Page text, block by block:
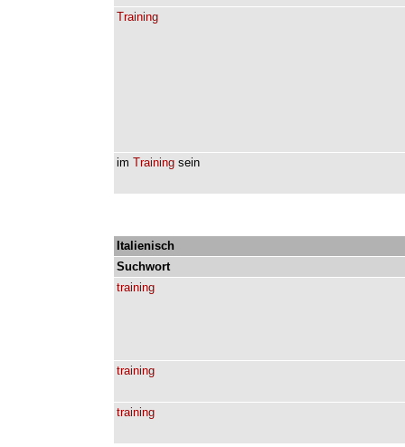
Training
im Training sein
Italienisch
Suchwort
training
training
training